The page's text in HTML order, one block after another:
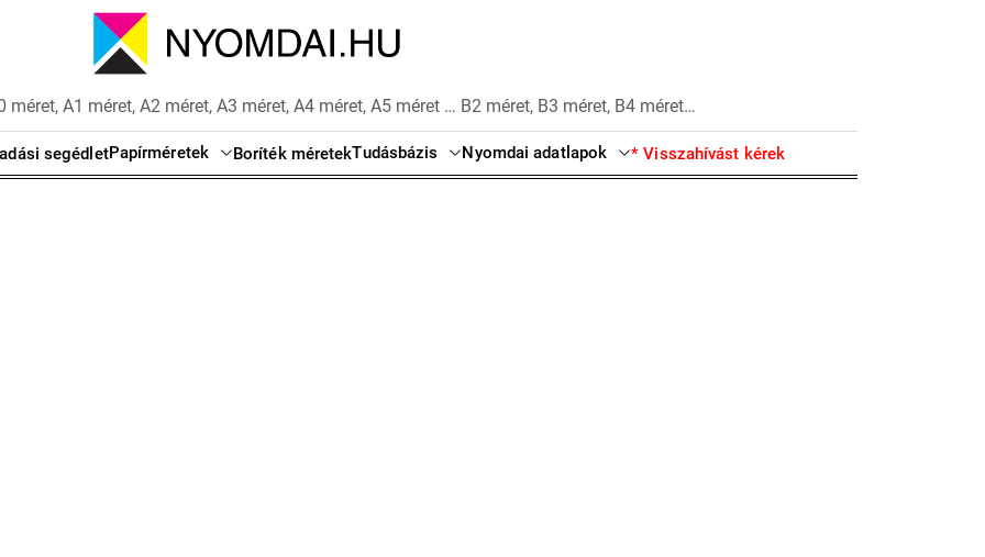
A1 méret, A2 méret, A3 méret, A4 méret, A5 méret … B2 méret, B3 méret, B4 méret…
segédletPapírméretek Boríték méretekTudásbázis Nyomdai adatlapok * Visszahívást kérek